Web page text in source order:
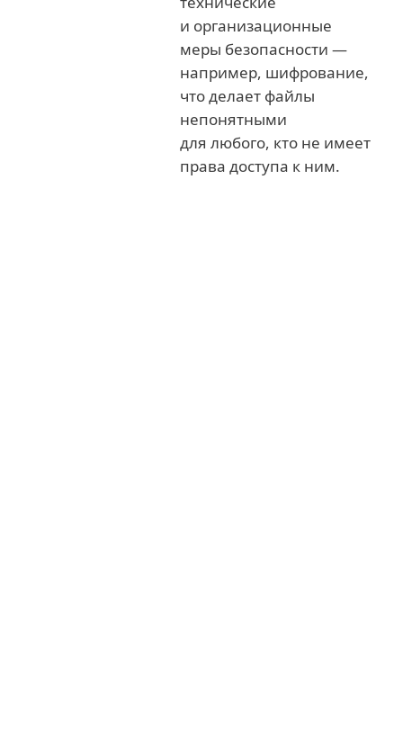
и организационные
меры безопасности —
например, шифрование,
что делает файлы
непонятными
для любого, кто не имеет
права доступа к ним.